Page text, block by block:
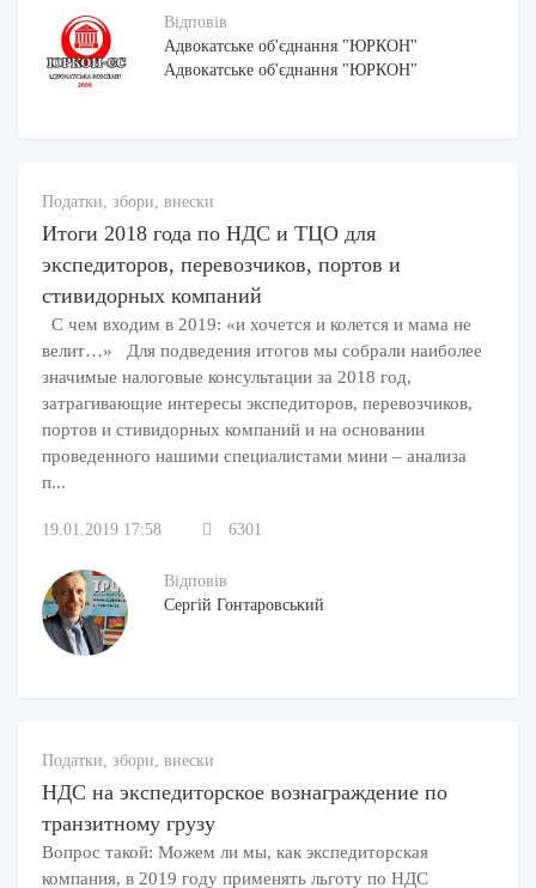
Відповів
Адвокатське об'єднання "ЮРКОН"
Адвокатське об'єднання "ЮРКОН"
Податки, збори, внески
Итоги 2018 года по НДС и ТЦО для
экспедиторов, перевозчиков, портов и
стивидорных компаний
С чем входим в 2019: «и хочется и колется и мама не
велит…» Для подведения итогов мы собрали наиболее
значимые налоговые консультации за 2018 год,
затрагивающие интересы экспедиторов, перевозчиков,
портов и стивидорных компаний и на основании
проведенного нашими специалистами мини – анализа
п...
19.01.2019 17:58 6301
Відповів
Сергій Гонтаровський
Податки, збори, внески
НДС на экспедиторское вознаграждение по
транзитному грузу
Вопрос такой: Можем ли мы, как экспедиторская
компания, в 2019 году применять льготу по НДС